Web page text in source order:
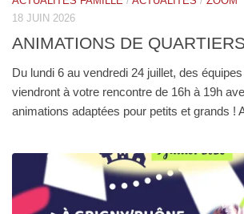
18 JUIN 2026
ANIMATIONS DE
Du lundi 6 au vendredi 24 juillet, des équipes
viendront à votre rencontre de 16h à 19h
animations adaptées pour petits et grands !